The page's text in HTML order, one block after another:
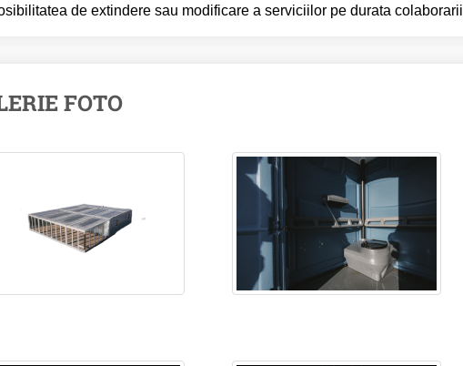
de extindere sau modificare a serviciilor pe durata colaborarii
FOTO